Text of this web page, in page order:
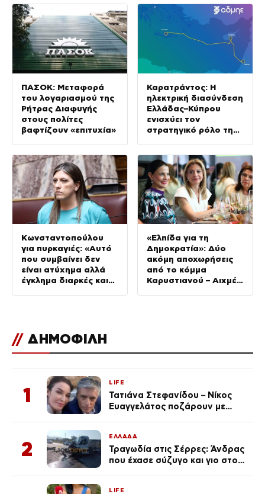
ΠΑΣΟΚ: Μεταφορά
του λογαριασμού της
Ρήτρας Διαφυγής
στους πολίτες
βαφτίζουν «επιτυχία»
Καρατράντος: Η
ηλεκτρική διασύνδεση
Ελλάδας–Κύπρου
ενισχύει τον
στρατηγικό ρόλο της
Κωνσταντοπούλου
για πυρκαγιές: «Αυτό
που συμβαίνει δεν
είναι ατύχημα αλλά
έγκλημα διαρκές και
«Ελπίδα για τη
Δημοκρατία»: Δύο
ακόμη αποχωρήσεις
από το κόμμα
Καρυστιανού – Αιχμές
// ΔΗΜΟΦΙΛΗ
1
LIFE
Τατιάνα Στεφανίδου – Νίκος
Ευαγγελάτος ποζάρουν με
2
ΕΛΛΑΔΑ
Τραγωδία στις Σέρρες: Άνδρας
που έχασε σύζυγο και γιο στο
LIFE